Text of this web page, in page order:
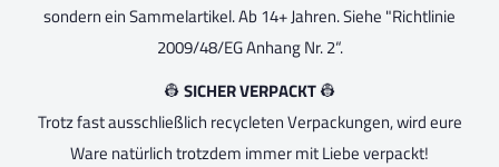
sondern ein Sammelartikel. Ab 14+ Jahren. Siehe "Richtlinie
2009/48/EG Anhang Nr. 2“.
👷SICHER VERPACKT👷
Trotz fast ausschließlich recycleten Verpackungen, wird eure
Ware natürlich trotzdem immer mit Liebe verpackt!